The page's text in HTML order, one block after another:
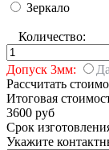
Зеркало
Количество:
Допуск 3мм:
Рассчитать
Итоговая
3600 руб
Срок
Укажите